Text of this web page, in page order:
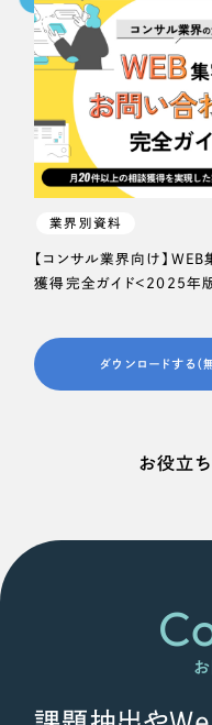
業界別資料
【コンサル業界向け】
獲得完全ガイド＜2025年
ダウンロードする（
お役立